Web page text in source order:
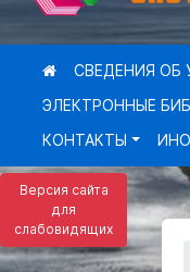
Версия сайта
для
слабовидящих
СВЕДЕНИЯ ОБ
ЭЛЕКТРОННЫЕ
КОНТАКТЫ